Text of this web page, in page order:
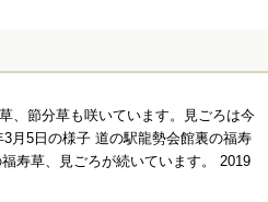
、節分草も咲いています。見ごろは今
月5日の様子 道の駅龍勢会館裏の福寿
寿草、見ごろが続いています。 2019